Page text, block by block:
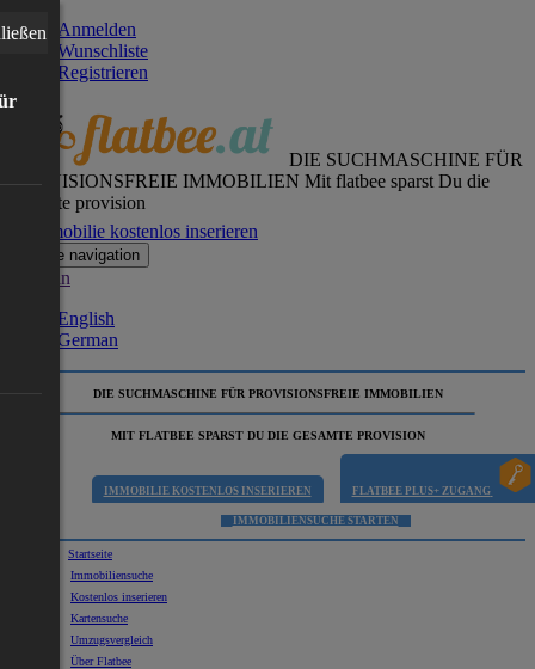
Anmelden
Wunschliste
Registrieren
DIE SUCHMASCHINE FÜR
PROVISIONSFREIE IMMOBILIEN Mit flatbee sparst Du die
gesamte provision
Immobilie kostenlos inserieren
Toggle navigation
German
English
German
DIE SUCHMASCHINE FÜR PROVISIONSFREIE IMMOBILIEN
MIT FLATBEE SPARST DU DIE GESAMTE PROVISION
IMMOBILIE KOSTENLOS INSERIEREN FLATBEE PLUS+ ZUGANG
IMMOBILIENSUCHE STARTEN
Startseite
Immobiliensuche
Kostenlos inserieren
Kartensuche
Umzugsvergleich
Über Flatbee